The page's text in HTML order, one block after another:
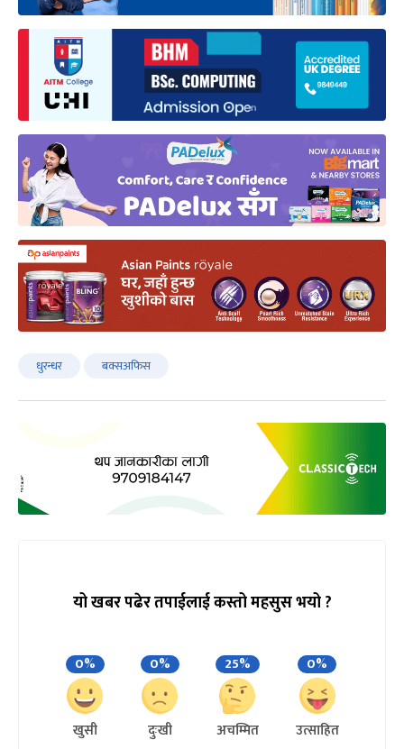
धुरन्धर बक्सअफिस
यो खबर पढेर तपाईलाई कस्तो महसुस भयो ?
0%
खुसी
0%
दुःखी
25%
अचम्मित
0%
उत्साहित